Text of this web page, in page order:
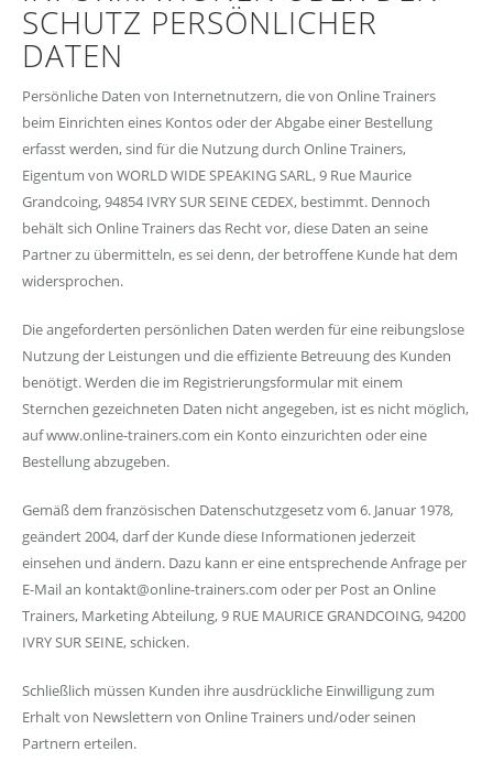
SCHUTZ PERSÖNLICHER
DATEN
Persönliche Daten von Internetnutzern, die von Online Trainers
beim Einrichten eines Kontos oder der Abgabe einer Bestellung
erfasst werden, sind für die Nutzung durch Online Trainers,
Eigentum von WORLD WIDE SPEAKING SARL, 9 Rue Maurice
Grandcoing, 94854 IVRY SUR SEINE CEDEX, bestimmt. Dennoch
behält sich Online Trainers das Recht vor, diese Daten an seine
Partner zu übermitteln, es sei denn, der betroffene Kunde hat dem
widersprochen.
Die angeforderten persönlichen Daten werden für eine reibungslose
Nutzung der Leistungen und die effiziente Betreuung des Kunden
benötigt. Werden die im Registrierungsformular mit einem
Sternchen gezeichneten Daten nicht angegeben, ist es nicht möglich,
auf www.online-trainers.com ein Konto einzurichten oder eine
Bestellung abzugeben.
Gemäß dem französischen Datenschutzgesetz vom 6. Januar 1978,
geändert 2004, darf der Kunde diese Informationen jederzeit
einsehen und ändern. Dazu kann er eine entsprechende Anfrage per
E-Mail an kontakt@online-trainers.com oder per Post an Online
Trainers, Marketing Abteilung, 9 RUE MAURICE GRANDCOING, 94200
IVRY SUR SEINE, schicken.
Schließlich müssen Kunden ihre ausdrückliche Einwilligung zum
Erhalt von Newslettern von Online Trainers und/oder seinen
Partnern erteilen.